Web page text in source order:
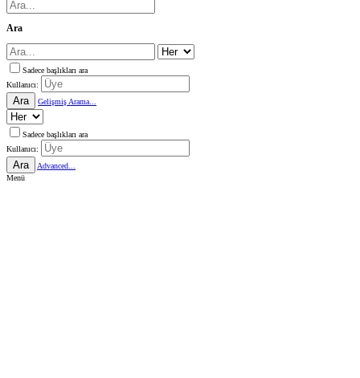
Ara
Sadece başlıkları ara
Kullanıcı:
Ara Gelişmiş Arama...
Sadece başlıkları ara
Kullanıcı:
Ara
Advanced...
Menü